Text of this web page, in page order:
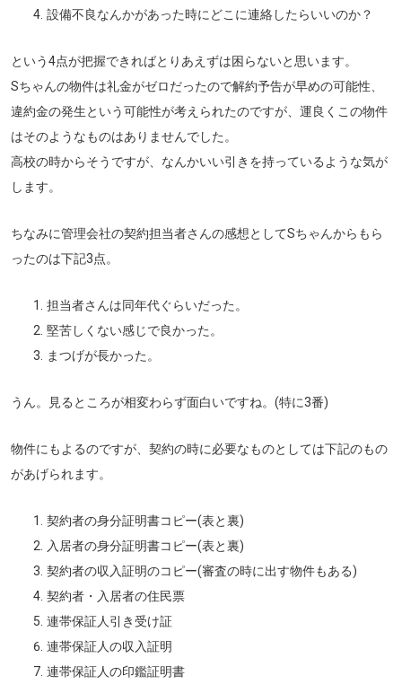
設備不良なんかがあった時にどこに連絡したらいいのか？
という4点が把握できればとりあえずは困らないと思います。
Sちゃんの物件は礼金がゼロだったので解約予告が早めの可能性、
違約金の発生という可能性が考えられたのですが、運良くこの物件
はそのようなものはありませんでした。
高校の時からそうですが、なんかいい引きを持っているような気が
します。
ちなみに管理会社の契約担当者さんの感想としてSちゃんからもら
ったのは下記3点。
担当者さんは同年代ぐらいだった。
堅苦しくない感じで良かった。
まつげが長かった。
うん。見るところが相変わらず面白いですね。(特に3番)
物件にもよるのですが、契約の時に必要なものとしては下記のもの
があげられます。
契約者の身分証明書コピー(表と裏)
入居者の身分証明書コピー(表と裏)
契約者の収入証明のコピー(審査の時に出す物件もある)
契約者・入居者の住民票
連帯保証人引き受け証
連帯保証人の収入証明
連帯保証人の印鑑証明書